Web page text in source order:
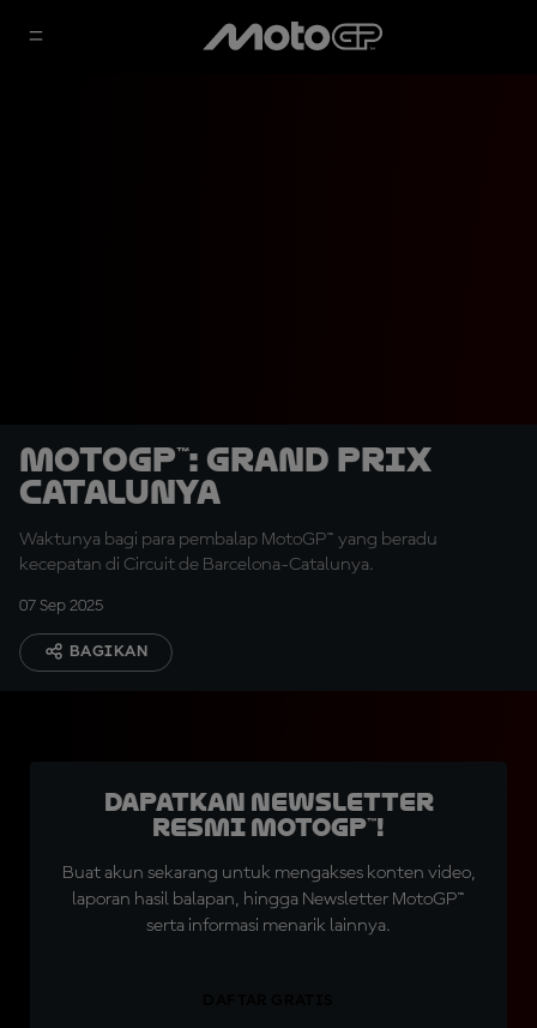
MotoGP™: Grand Prix
Catalunya
Waktunya bagi para pembalap MotoGP™ yang beradu
kecepatan di Circuit de Barcelona-Catalunya.
07 Sep 2025
BAGIKAN
Dapatkan Newsletter
Resmi MotoGP™!
Buat akun sekarang untuk mengakses konten video,
laporan hasil balapan, hingga Newsletter MotoGP™
serta informasi menarik lainnya.